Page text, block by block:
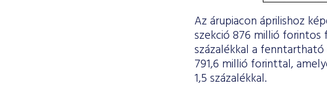
Az árupiacon áprilishoz
szekció 876 millió
százalékkal a
791,6 millió forinttal,
1,5 százalékkal.